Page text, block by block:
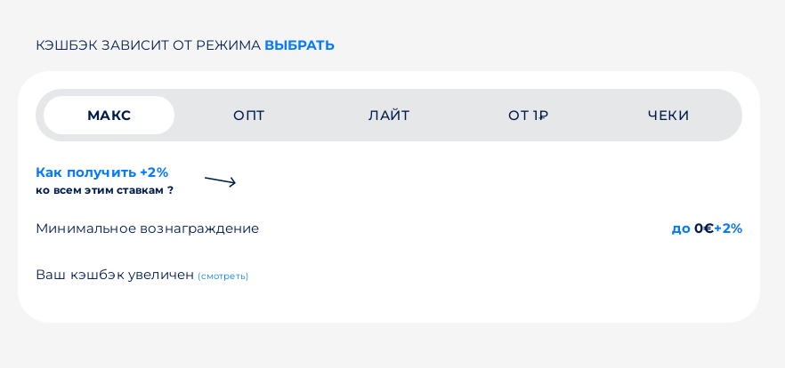
КЭШБЭК ЗАВИСИТ ОТ РЕЖИМА ВЫБРАТЬ
МАКС ОПТ ЛАЙТ ОТ 1₽ ЧЕКИ
Как получить +2%
ко всем этим ставкам ?
Минимальное вознаграждение до0€+2%
Ваш кэшбэк увеличен (смотреть)